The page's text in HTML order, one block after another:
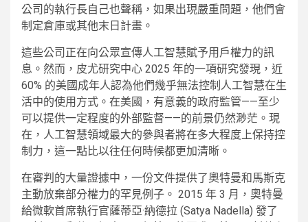
公司的執行長自己也聲稱，如果出現嚴重問題，他們會
制定倉庫或其他末日計畫。
這些公司正在向公眾宣傳人工智慧賦予用戶權力的訊
息。然而，皮尤研究中心 2025 年的一項研究發現，近
60% 的美國成年人認為他們幾乎無法控制人工智慧在生
活中的使用方式。在美國，有意義的政府監管——至少
可以提供一定程度的外部監督——的前景仍然渺茫。現
在，人工智慧領域最大的參與者將在多大程度上保持控
制力，這一點比以往任何時候都更加清晰。
在審判的大量證據中，一份文件提供了奧特曼和馬斯克
主動放棄部分權力的罕見例子。 2015 年 3 月，奧特曼
給微軟首席執行官薩蒂亞·納德拉 (Satya Nadella) 發了